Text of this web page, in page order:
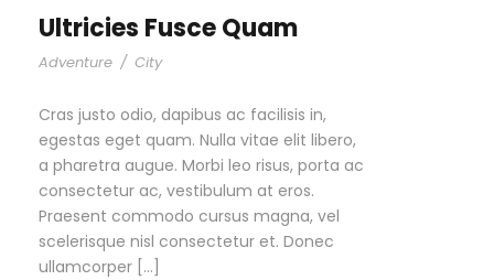
Ultricies Fusce Quam
Adventure / City
Cras justo odio, dapibus ac facilisis in,
egestas eget quam. Nulla vitae elit libero,
a pharetra augue. Morbi leo risus, porta ac
consectetur ac, vestibulum at eros.
Praesent commodo cursus magna, vel
scelerisque nisl consectetur et. Donec
ullamcorper […]